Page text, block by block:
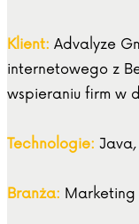
Klient: Advalyze
internetowego z
wspieraniu firm w
Technologie: Java,
Branża: